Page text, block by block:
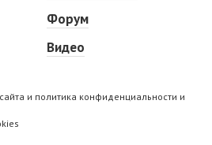
Форум
Видео
и политика конфиденциальности и